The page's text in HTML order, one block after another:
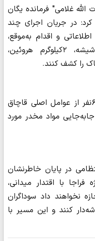
غلامی" فرمانده یگان
کرد: در جریان اجرای چند
و اقدام به‌موقع،
تکاوران موفق شدند ۲۱کیلوگرم شیشه، ۲کیلوگرم هروئین،
وی افزود: در ادامه این عملیات‌ها، ۶نفر از عوامل اصلی قاچاق
جابه‌جایی مواد مخدر مورد
در پایان خاطرنشان
با اقتدار میدانی،
نخواهند داد سوداگران
کنند و این مسیر با